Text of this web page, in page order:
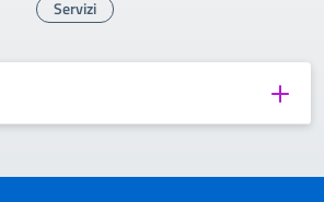
Servizi